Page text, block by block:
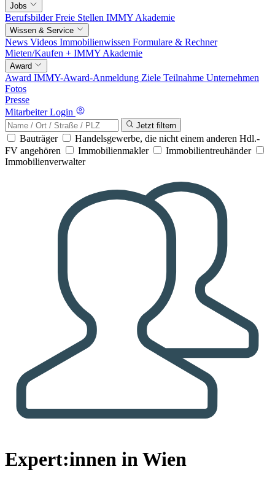
Jobs
BerufsbilderFreie Stellen IMMY Akademie
Wissen & Service
News Videos Immobilienwissen Formulare & Rechner
Mieten/Kaufen + IMMY Akademie
Award
Award IMMY-Award-Anmeldung Ziele Teilnahme Unternehmen
Fotos
Presse
Mitarbeiter Login
Jetzt filtern
Bauträger
Handelsgewerbe, die nicht einem anderen Hdl.-
FV angehören
Immobilienmakler
Immobilientreuhänder
Immobilienverwalter
Expert:innen in Wien